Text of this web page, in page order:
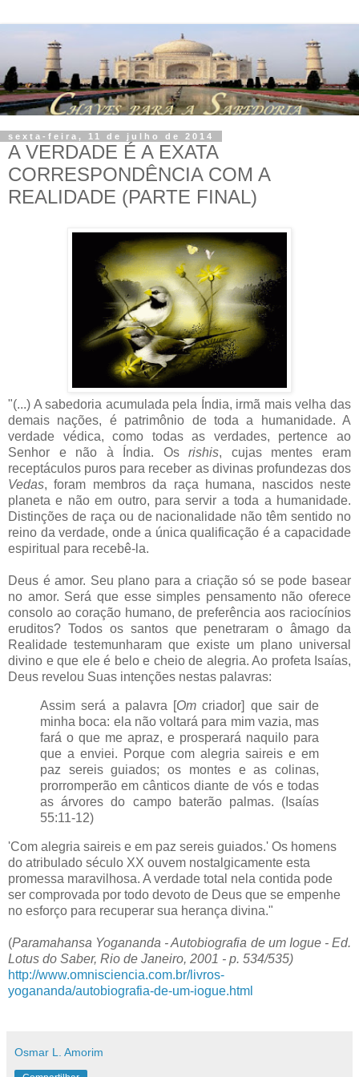
sexta-feira, 11 de julho de 2014
A VERDADE É A EXATA
CORRESPONDÊNCIA COM A
REALIDADE (PARTE FINAL)
"(...) A sabedoria acumulada pela Índia, irmã mais velha das
demais nações, é patrimônio de toda a humanidade. A
verdade védica, como todas as verdades, pertence ao
Senhor e não à Índia. Osrishis, cujas mentes eram
receptáculos puros para receber as divinas profundezas dos
Vedas, foram membros da raça humana, nascidos neste
planeta e não em outro, para servir a toda a humanidade.
Distinções de raça ou de nacionalidade não têm sentido no
reino da verdade, onde a única qualificação é a capacidade
espiritual para recebê-la.
Deus é amor. Seu plano para a criação só se pode basear
no amor. Será que esse simples pensamento não oferece
consolo ao coração humano, de preferência aos raciocínios
eruditos? Todos os santos que penetraram o âmago da
Realidade testemunharam que existe um plano universal
divino e que ele é belo e cheio de alegria. Ao profeta Isaías,
Deus revelou Suas intenções nestas palavras:
Assim será a palavra [Omcriador] que sair de
minha boca: ela não voltará para mim vazia, mas
fará o que me apraz, e prosperará naquilo para
que a enviei. Porque com alegria saireis e em
paz sereis guiados; os montes e as colinas,
prorromperão em cânticos diante de vós e todas
as árvores do campo baterão palmas. (Isaías
55:11-12)
'Com alegria saireis e em paz sereis guiados.' Os homens
do atribulado século XX ouvem nostalgicamente esta
promessa maravilhosa. A verdade total nela contida pode
ser comprovada por todo devoto de Deus que se empenhe
no esforço para recuperar sua herança divina."
(Paramahansa Yogananda - Autobiografia de um Iogue - Ed.
Lotus do Saber, Rio de Janeiro, 2001 - p. 534/535)
http://www.omnisciencia.com.br/livros-
yogananda/autobiografia-de-um-iogue.html
Osmar L. Amorim